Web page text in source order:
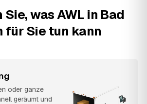
was AWL in Bad
für Sie tun kann
oder ganze
geräumt und